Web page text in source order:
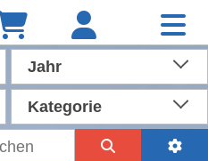
Jahr
Kategorie